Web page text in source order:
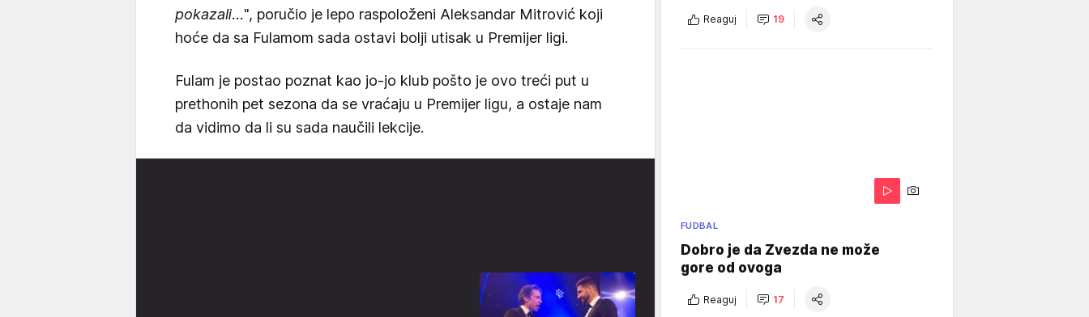
pokazali...", poručio je lepo raspoloženi Aleksandar Mitrović koji
hoće da sa Fulamom sada ostavi bolji utisak u Premijer ligi.
Fulam je postao poznat kao jo-jo klub pošto je ovo treći put u
prethonih pet sezona da se vraćaju u Premijer ligu, a ostaje nam
da vidimo da li su sada naučili lekcije.
Reaguj 19
FUDBAL
Dobro je da Zvezda ne može
gore od ovoga
Reaguj 17